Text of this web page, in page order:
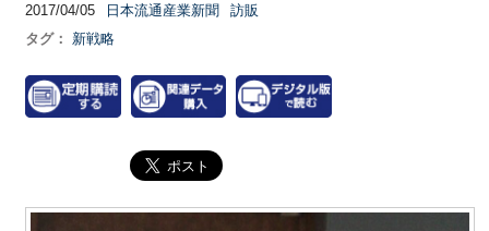
2017/04/05 日本流通産業新聞
訪販
タグ：
新戦略